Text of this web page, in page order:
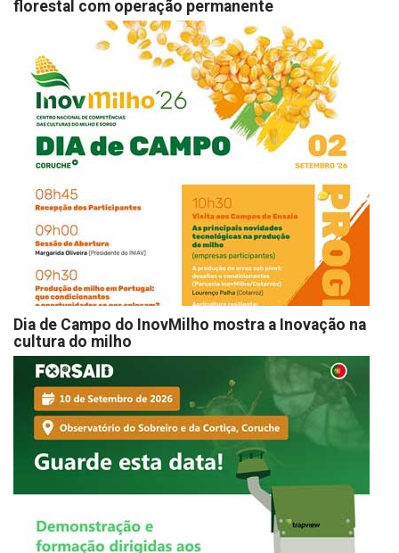
florestal com operação permanente
Dia de Campo do InovMilho mostra a Inovação na
cultura do milho